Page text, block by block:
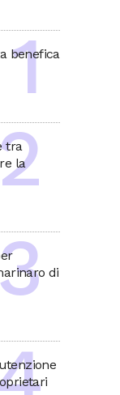
benefica
tra
la
di